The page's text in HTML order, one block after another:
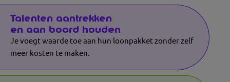
Talenten aantrekken
en aan boord houden
Je voegt waarde toe aan hun loonpakket zonder zelf
meer kosten te maken.